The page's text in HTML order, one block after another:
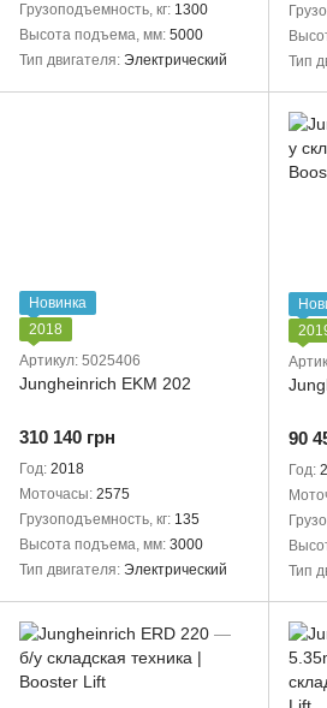
Грузоподъемность, кг 1300
Высота подъема, мм 5000
Тип двигателя Электрический
Тип
Новинка
2018
Артикул: 5025406
Jungheinrich EKM 202
310 140 грн
Год 2018
Моточасы 2575
Грузоподъемность, кг 135
Высота подъема, мм 3000
Тип двигателя Электрический
90
Год
Тип